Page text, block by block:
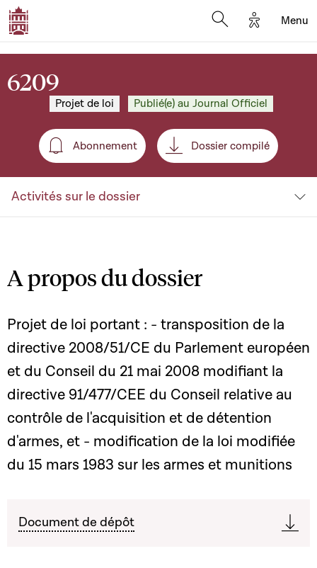
Options
Menu
6209
Projet de loi Publié(e) au Journal Officiel
Abonnement
Abonnement Dossier compilé
Activités sur le dossier
A propos du dossier
Projet de loi portant : - transposition de la
directive 2008/51/CE du Parlement européen
et du Conseil du 21 mai 2008 modifiant la
directive 91/477/CEE du Conseil relative au
contrôle de l'acquisition et de détention
d'armes, et - modification de la loi modifiée
du 15 mars 1983 sur les armes et munitions
Document de dépôt